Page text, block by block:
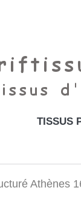
TISSUS
Athènes